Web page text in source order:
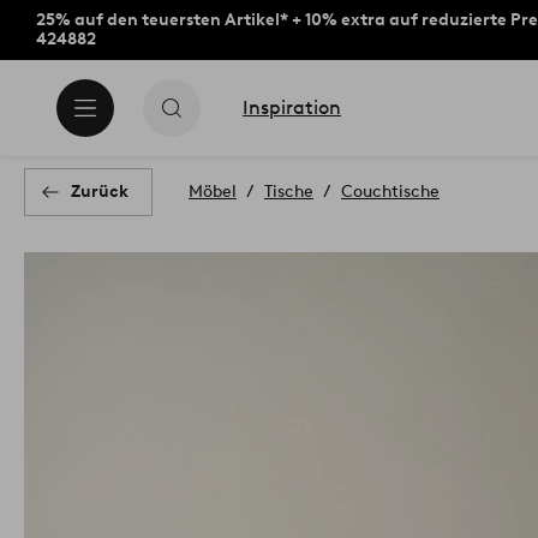
25% auf den teuersten Artikel* + 10% extra auf reduzierte
424882
Inspiration
Zurück Möbel Tische Couchtische